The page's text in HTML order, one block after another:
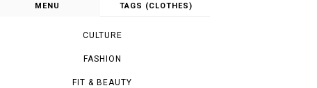
MENU TAGS (CLOTHES)
CULTURE
FASHION
FIT & BEAUTY